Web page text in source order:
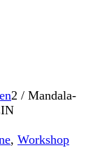
2 / Mandala-
, Workshop